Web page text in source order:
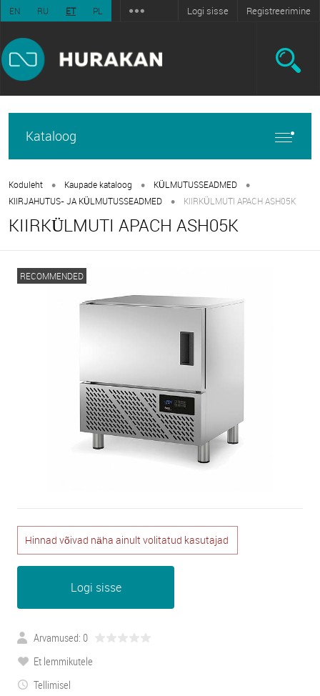
EN RU ET PL Logi sisse Registreerimine
Kataloog
Koduleht • Kaupade kataloog • KÜLMUTUSSEADMED •
KIIRJAHUTUS- JA KÜLMUTUSSEADMED • KIIRKÜLMUTI APACH ASH05K
KIIRKÜLMUTI APACH ASH05K
RECOMMENDED
Hinnad võivad näha ainult volitatud kasutajad
Logi sisse
Arvamused: 0
Et lemmikutele
Tellimisel